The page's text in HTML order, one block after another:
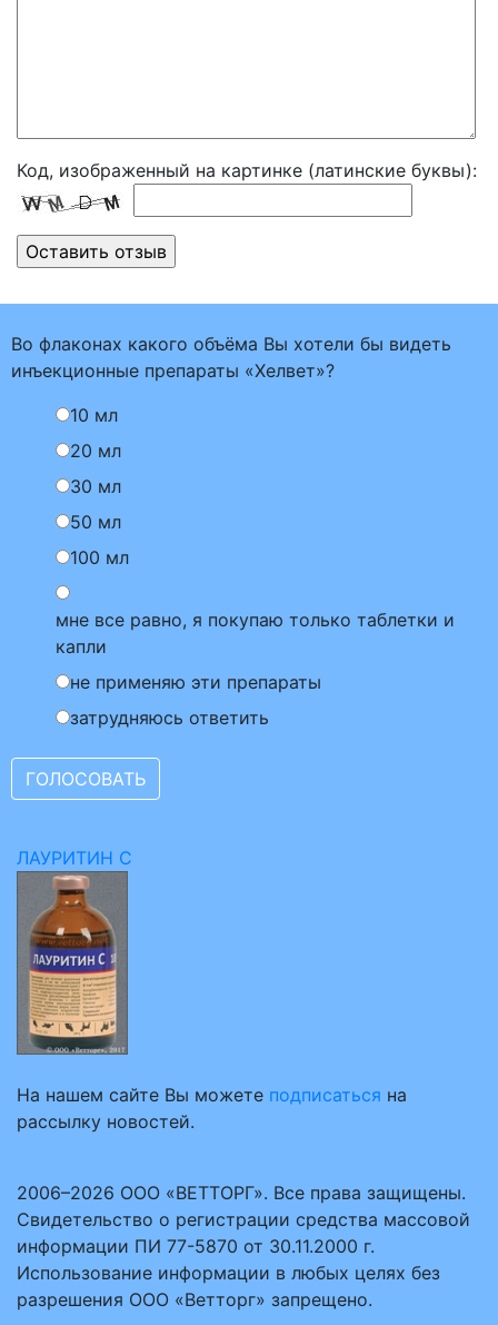
Код, изображенный на картинке (латинские буквы):
Во флаконах какого объёма Вы хотели бы видеть
инъекционные препараты «Хелвет»?
10 мл
20 мл
30 мл
50 мл
100 мл
мне все равно, я покупаю только таблетки и
капли
не применяю эти препараты
затрудняюсь ответить
ЛАУРИТИН С
На нашем сайте Вы можете подписаться на
рассылку новостей.
2006–2026 ООО «ВЕТТОРГ». Все права защищены.
Свидетельство о регистрации средства массовой
информации ПИ 77-5870 от 30.11.2000 г.
Использование информации в любых целях без
разрешения ООО «Ветторг» запрещено.